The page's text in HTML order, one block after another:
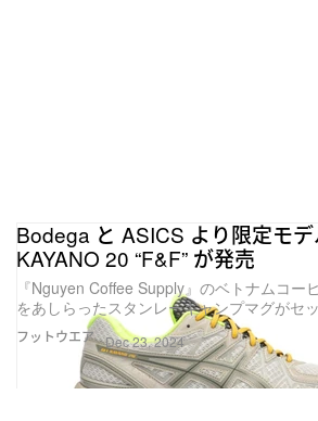
フットウエア
Bodega と ASICS より限定モ
KAYANO 20 “F&F” が発売
『Nguyen Coffee Supply』のベトナムコー
をあしらったスタンレーキャンプマグがセ
Dec 23, 2024